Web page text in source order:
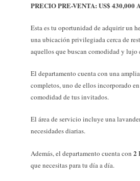
PRECIO PRE-VENTA: US$ 430,000
Esta es tu oportunidad de adquirir un
una ubicación privilegiada cerca de
aquellos que buscan comodidad y lujo
El departamento cuenta con una
completos, uno de ellos incorporado
comodidad de tus invitados.
El área de servicio incluye una
necesidades diarias.
Además, el departamento cuenta con 2
que necesitas para tu día a día.